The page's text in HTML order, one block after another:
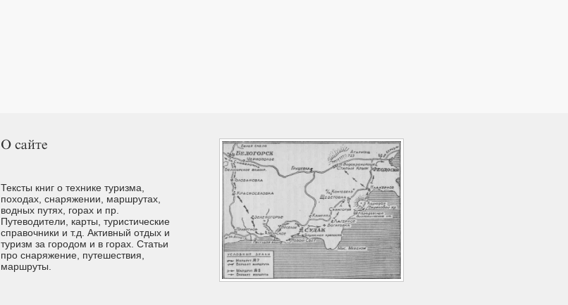
Тексты книг о технике туризма,
походах, снаряжении, маршрутах,
водных путях, горах и пр.
Путеводители, карты, туристические
справочники и т.д. Активный отдых и
туризм за городом и в горах. Cтатьи
про снаряжение, путешествия,
маршруты.